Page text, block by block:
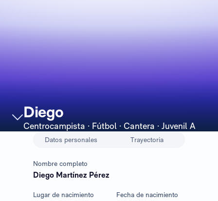
Diego
Centrocampista · Fútbol · Cantera · Juvenil A
Datos personales Trayectoria
Nombre completo
Diego Martínez Pérez
Lugar de nacimiento Fecha de nacimiento